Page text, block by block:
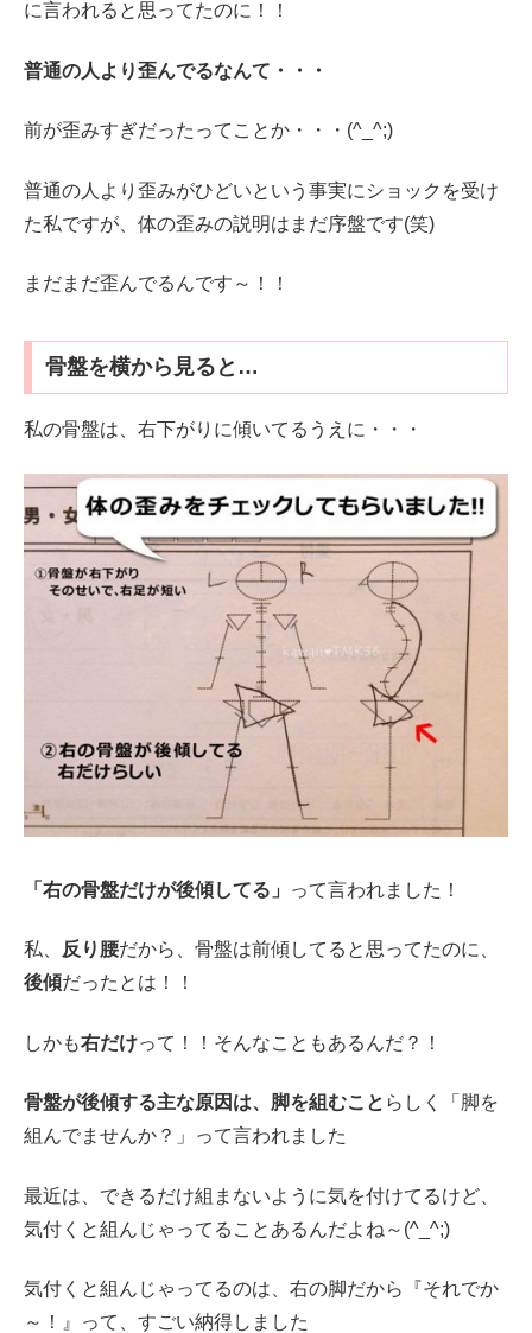
に言われると思ってたのに！！
普通の人より歪んでるなんて・・・
前が歪みすぎだったってことか・・・(^_^;)
普通の人より歪みがひどいという事実にショックを受け
た私ですが、体の歪みの説明はまだ序盤です(笑)
まだまだ歪んでるんです～！！
骨盤を横から見ると…
私の骨盤は、右下がりに傾いてるうえに・・・
「右の骨盤だけが後傾してる」 って言われました！
私、 反り腰だから、骨盤は前傾してると思ってたのに、
後傾だったとは！！
しかも右だけって！！そんなこともあるんだ？！
骨盤が後傾する主な原因は、脚を組むこと らしく「脚を
組んでませんか？」って言われました
最近は、できるだけ組まないように気を付けてるけど、
気付くと組んじゃってることあるんだよね～(^_^;)
気付くと組んじゃってるのは、右の脚だから『それでか
～！』って、すごい納得しました